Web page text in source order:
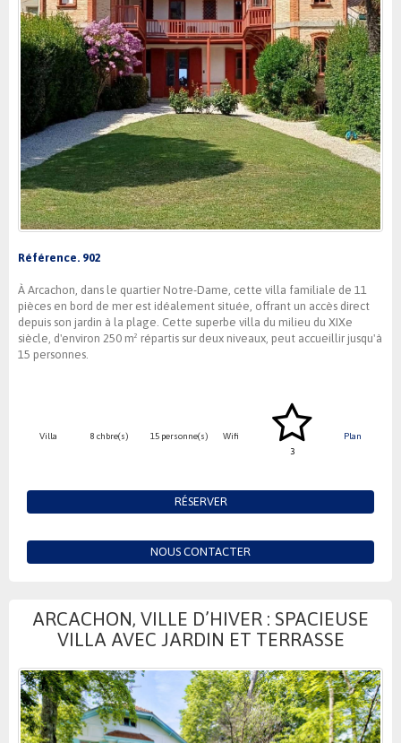
Référence. 902
À Arcachon, dans le quartier Notre-Dame, cette villa familiale de 11
pièces en bord de mer est idéalement située, offrant un accès direct
depuis son jardin à la plage. Cette superbe villa du milieu du XIXe
siècle, d'environ 250 m² répartis sur deux niveaux, peut accueillir jusqu'à
15 personnes.
Villa 8 chbre(s) 15 personne(s)
Wifi
3
Plan
RÉSERVER
NOUS CONTACTER
ARCACHON, VILLE D’HIVER : SPACIEUSE
VILLA AVEC JARDIN ET TERRASSE